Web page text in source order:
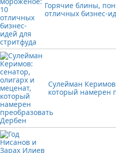
Горячие блины,
отличных бизнес-
Сулейман
который намерен